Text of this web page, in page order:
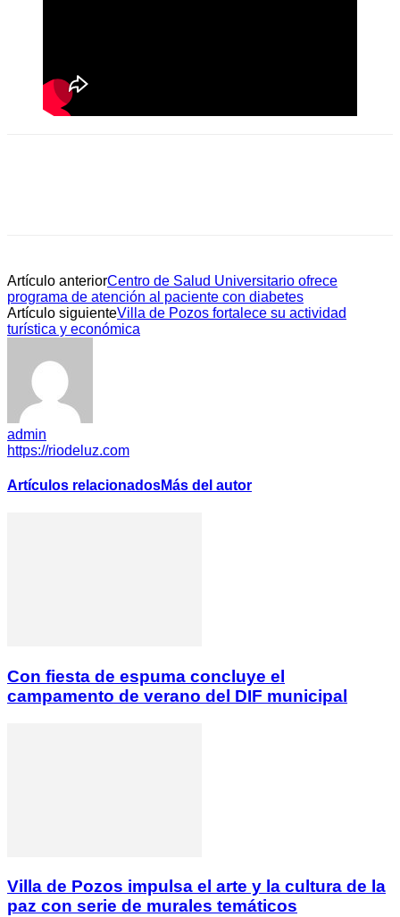
Artículo anteriorCentro de Salud Universitario ofrece
programa de atención al paciente con diabetes
Artículo siguienteVilla de Pozos fortalece su actividad
turística y económica
admin
https://riodeluz.com
Artículos relacionadosMás del autor
Con fiesta de espuma concluye el
campamento de verano del DIF municipal
Villa de Pozos impulsa el arte y la cultura de la
paz con serie de murales temáticos